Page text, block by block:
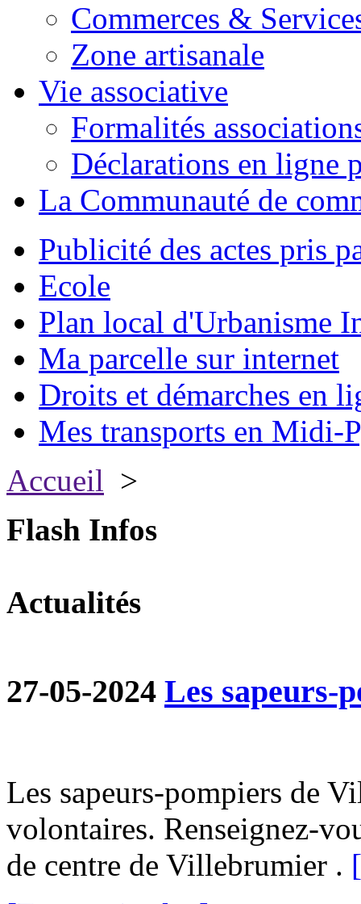
Commerces &
Zone artisanale
Vie associative
Formalités
Déclarations en ligne
La Communauté de
Publicité des actes pris
Ecole
Plan local d'Urbanisme
Ma parcelle sur internet
Droits et démarches en
Mes transports en Midi-
Accueil >
Flash Infos
Actualités
27-05-2024 Les sapeurs-
Les sapeurs-pompiers de
volontaires. Renseignez-
de centre de Villebrumier .